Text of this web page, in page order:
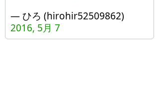
— ひろ (hirohir52509862)
2016, 5月 7